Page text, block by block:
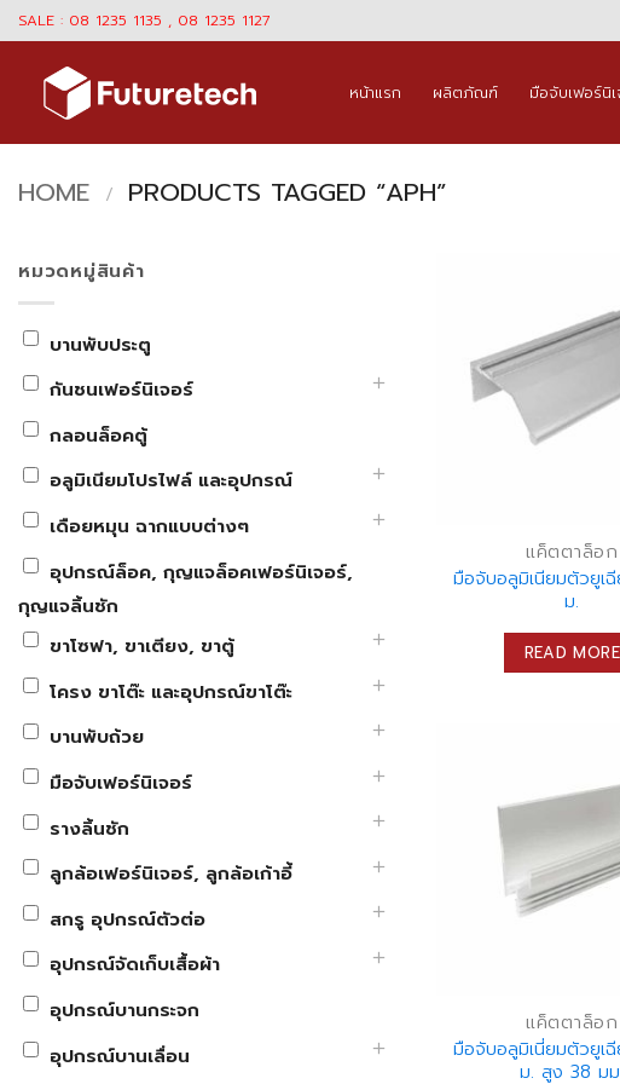
Skip
to
content
SALE : 08 1235 1135 , 08 1235 1127
หน้าแรก ผลิตภัณฑ์ มือจับเฟอร์นิ
HOME / PRODUCTS TAGGED “APH”
หมวดหมู่สินค้า
บานพับประตู
กันชนเฟอร์นิเจอร์
กลอนล็อคตู้
อลูมิเนียมโปรไฟล์ และอุปกรณ์
เดือยหมุน ฉากแบบต่างๆ
อุปกรณ์ล็อค, กุญแจล็อคเฟอร์นิเจอร์,
กุญแจลิ้นชัก
ขาโซฟา, ขาเตียง, ขาตู้
โครง ขาโต๊ะ และอุปกรณ์ขาโต๊ะ
บานพับถ้วย
มือจับเฟอร์นิเจอร์
รางลิ้นชัก
ลูกล้อเฟอร์นิเจอร์, ลูกล้อเก้าอี้
สกรู อุปกรณ์ตัวต่อ
อุปกรณ์จัดเก็บเสื้อผ้า
อุปกรณ์บานกระจก
อุปกรณ์บานเลื่อน
แค็ตตาล็อก
มือจับอลูมิเนียมตัวยูเ
ม.
READ MORE
แค็ตตาล็อก
มือจับอลูมิเนี่ยมตัวยูเ
ม. สูง 38 ม